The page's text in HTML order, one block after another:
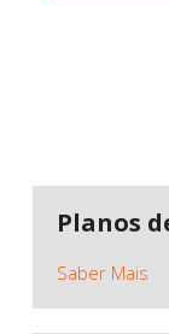
Planos
Saber Mais